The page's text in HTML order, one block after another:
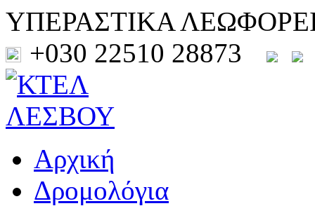
ΥΠΕΡΑΣΤΙΚΑ
+030 22510 28873
Αρχική
Δρομολόγια